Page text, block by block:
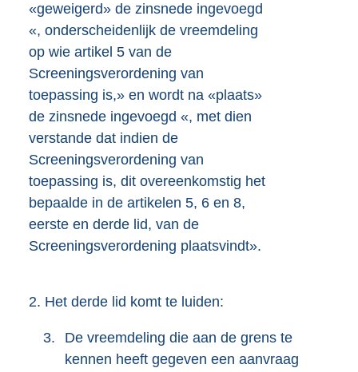
«geweigerd» de zinsnede ingevoegd
«, onderscheidenlijk de vreemdeling
op wie artikel 5 van de
Screeningsverordening van
toepassing is,» en wordt na «plaats»
de zinsnede ingevoegd «, met dien
verstande dat indien de
Screeningsverordening van
toepassing is, dit overeenkomstig het
bepaalde in de artikelen 5, 6 en 8,
eerste en derde lid, van de
Screeningsverordening plaatsvindt».
2. Het derde lid komt te luiden:
3.
De vreemdeling die aan de grens te
kennen heeft gegeven een aanvraag